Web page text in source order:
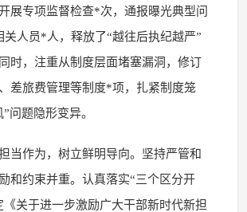
展专项监督检查*次，通报曝光典型问
人员*人，释放了“越往后执纪越严”
时，注重从制度层面堵塞漏洞，修订
差旅费管理等制度*项，扎紧制度笼
问题隐形变异。
当作为，树立鲜明导向。坚持严管和
和约束并重。认真落实“三个区分开
《关于进一步激励广大干部新时代新担